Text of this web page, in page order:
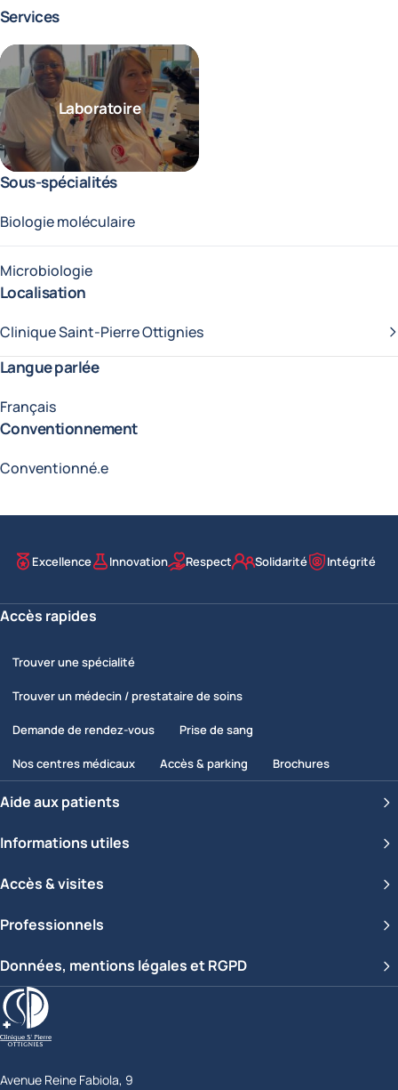
Services
Laboratoire
Sous-spécialités
Biologie moléculaire
Microbiologie
Localisation
Clinique Saint-Pierre Ottignies
Langue parlée
Français
Conventionnement
Conventionné.e
Nos valeurs
Excellence Innovation Respect Solidarité Intégrité
Accès rapides
Trouver une spécialité
Trouver un médecin / prestataire de soins
Demande de rendez-vous Prise de sang
Nos centres médicaux Accès & parking Brochures
Aide aux patients
Informations utiles
Accès & visites
Professionnels
Données, mentions légales et RGPD
Clinique Saint-Pierre Ottignies
Avenue Reine Fabiola, 9